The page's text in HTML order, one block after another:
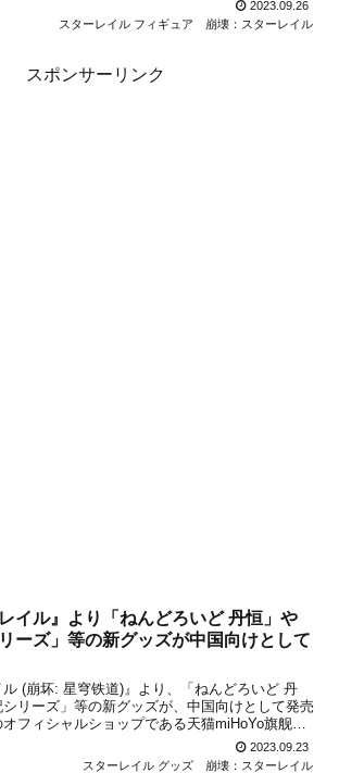
2023.09.26
スターレイル フィギュア
崩壊：スターレイル
スポンサーリンク
イル』より「ねんどろいど 丹恒」や
ーズ」等の新グッズが中国向けとして
ル (崩坏: 星穹铁道)』より、「ねんどろいど 丹
リーズ」等の新グッズが、中国向けとして発売
フィシャルショップである天猫miHoYo旗舰店
トで発表になりました。天猫miHoYo旗舰店と米
予約受付を開始す...
2023.09.23
スターレイル グッズ
崩壊：スターレイル